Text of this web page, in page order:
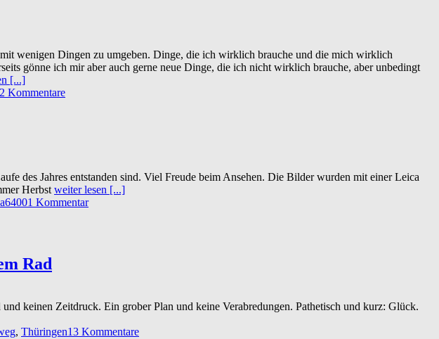
wenigen Dingen zu umgeben. Dinge, die ich wirklich brauche und die mich wirklich
gönne ich mir aber auch gerne neue Dinge, die ich nicht wirklich brauche, aber unbedingt
[...]
2 Kommentare
des Jahres entstanden sind. Viel Freude beim Ansehen. Die Bilder wurden mit einer Leica
Herbst weiter lesen [...]
1 Kommentar
Rad
keinen Zeitdruck. Ein grober Plan und keine Verabredungen. Pathetisch und kurz: Glück.
, Thüringen13 Kommentare